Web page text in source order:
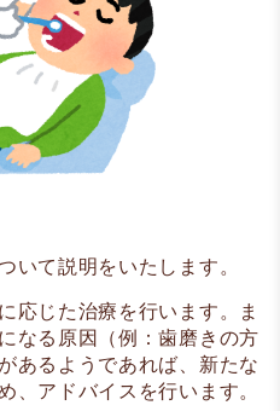
いて説明をいたします。
応じた治療を行います。ま
なる原因（例：歯磨きの方
あるようであれば、新たな
、アドバイスを行います。